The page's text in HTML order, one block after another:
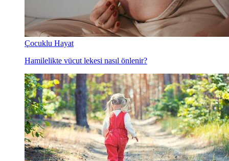
Çocuklu Hayat
Hamilelikte vücut lekesi nasıl önlenir?